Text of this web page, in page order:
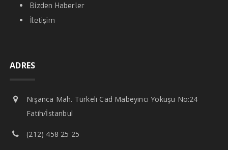
Bizden Haberler
İletişim
ADRES
Nişanca Mah. Türkeli Cad Mabeyinci Yokuşu No:24
Fatih/İstanbul
(212) 458 25 25